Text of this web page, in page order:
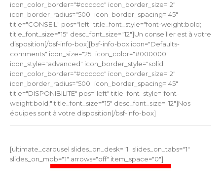
icon_color_border="#cccccc" icon_border_size="2"
icon_border_radius="500" icon_border_spacing="45"
title="CONSEIL" pos="left" title_font_style="font-weight:bold;"
title_font_size="15" desc_font_size="12"]Un conseiller est à votre
disposition[/bsf-info-box][bsf-info-box icon="Defaults-
comments" icon_size="25" icon_color="#000000"
icon_style="advanced" icon_border_style="solid"
icon_color_border="#cccccc" icon_border_size="2"
icon_border_radius="500" icon_border_spacing="45"
title="DISPONIBILITE" pos="left" title_font_style="font-
weight:bold;" title_font_size="15" desc_font_size="12"]Nos
équipes sont à votre disposition[/bsf-info-box]
[ultimate_carousel slides_on_desk="1" slides_on_tabs="1"
slides_on_mob="1" arrows="off" item_space="0"]